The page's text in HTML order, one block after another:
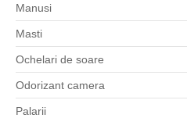
Manusi
Masti
Ochelari de soare
Odorizant camera
Palarii